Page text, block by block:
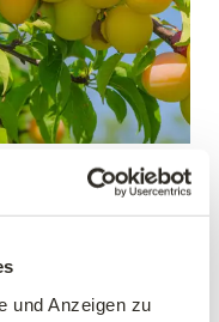
und Anzeigen zu
'Mirabelle von
domestica 'Mirabelle